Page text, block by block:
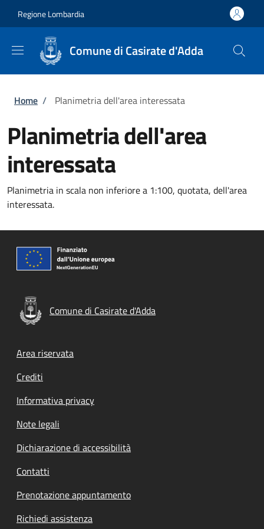
Regione Lombardia
Comune di Casirate d'Adda
Briciole di pane
Home / Planimetria dell'area interessata
Planimetria dell'area
interessata
Planimetria in scala non inferiore a 1:100, quotata, dell'area
interessata.
Comune di Casirate d'Adda
Footer menu
Area riservata
Crediti
Informativa privacy
Note legali
Dichiarazione di accessibilità
Contatti
Prenotazione appuntamento
Richiedi assistenza